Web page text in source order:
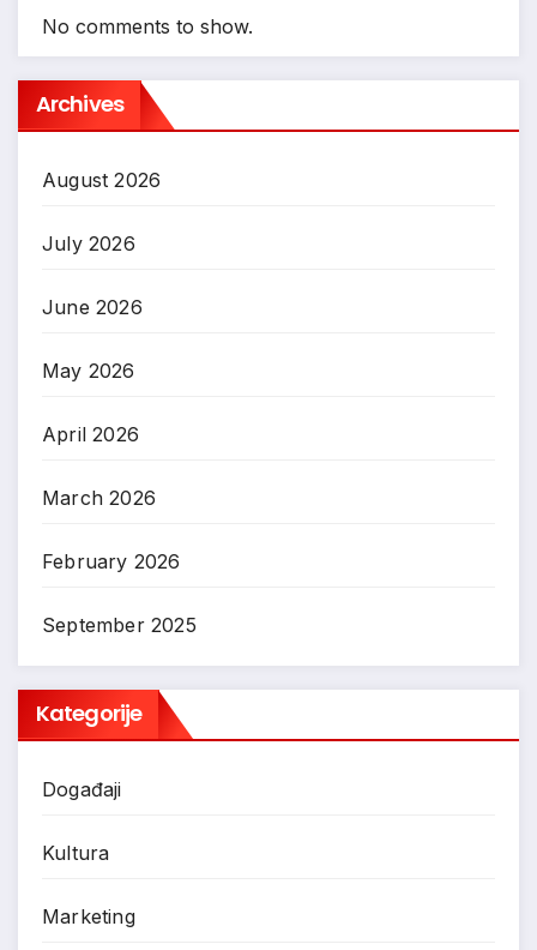
No comments to show.
Archives
August 2026
July 2026
June 2026
May 2026
April 2026
March 2026
February 2026
September 2025
Kategorije
Događaji
Kultura
Marketing